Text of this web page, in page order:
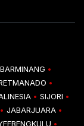
•
•
• SIJORI •
• JABARJUARA •
•